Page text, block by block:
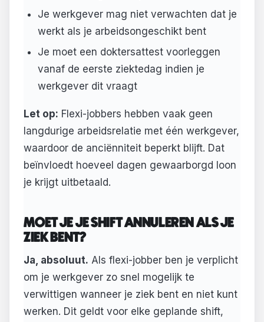
Je werkgever mag niet verwachten dat je
werkt als je arbeidsongeschikt bent
Je moet een doktersattest voorleggen
vanaf de eerste ziektedag indien je
werkgever dit vraagt
Let op: Flexi-jobbers hebben vaak geen
langdurige arbeidsrelatie met één werkgever,
waardoor de anciënniteit beperkt blijft. Dat
beïnvloedt hoeveel dagen gewaarborgd loon
je krijgt uitbetaald.
MOET JE JE SHIFT ANNULEREN ALS JE
ZIEK BENT?
Ja, absoluut. Als flexi-jobber ben je verplicht
om je werkgever zo snel mogelijk te
verwittigen wanneer je ziek bent en niet kunt
werken. Dit geldt voor elke geplande shift,